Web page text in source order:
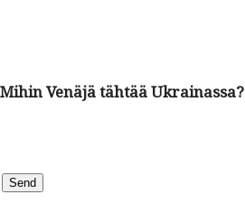
Mihin Venäjä tähtää Ukrainas­sa?